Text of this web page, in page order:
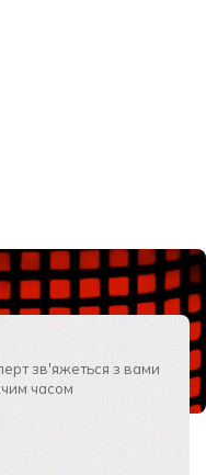
зв'яжеться з вами
часом